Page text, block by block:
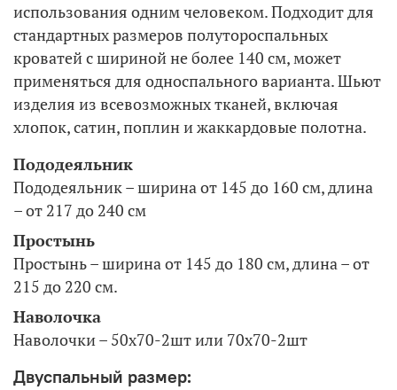
использования одним человеком. Подходит для
стандартных размеров полутороспальных
кроватей с шириной не более 140 см, может
применяться для односпального варианта. Шьют
изделия из всевозможных тканей, включая
хлопок, сатин, поплин и жаккардовые полотна.
Пододеяльник
Пододеяльник – ширина от 145 до 160 см, длина
– от 217 до 240 см
Простынь
Простынь – ширина от 145 до 180 см, длина – от
215 до 220 см.
Наволочка
Наволочки – 50х70-2шт или 70х70-2шт
Двуспальный размер: